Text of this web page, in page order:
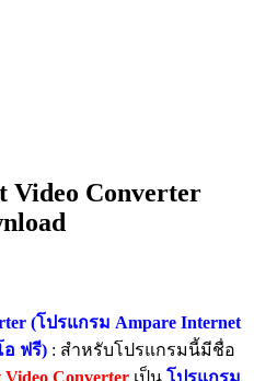
Video Converter
(โปรแกรม Ampare Internet
อ ฟรี) : สำหรับโปรแกรมนี้มีชื่อ